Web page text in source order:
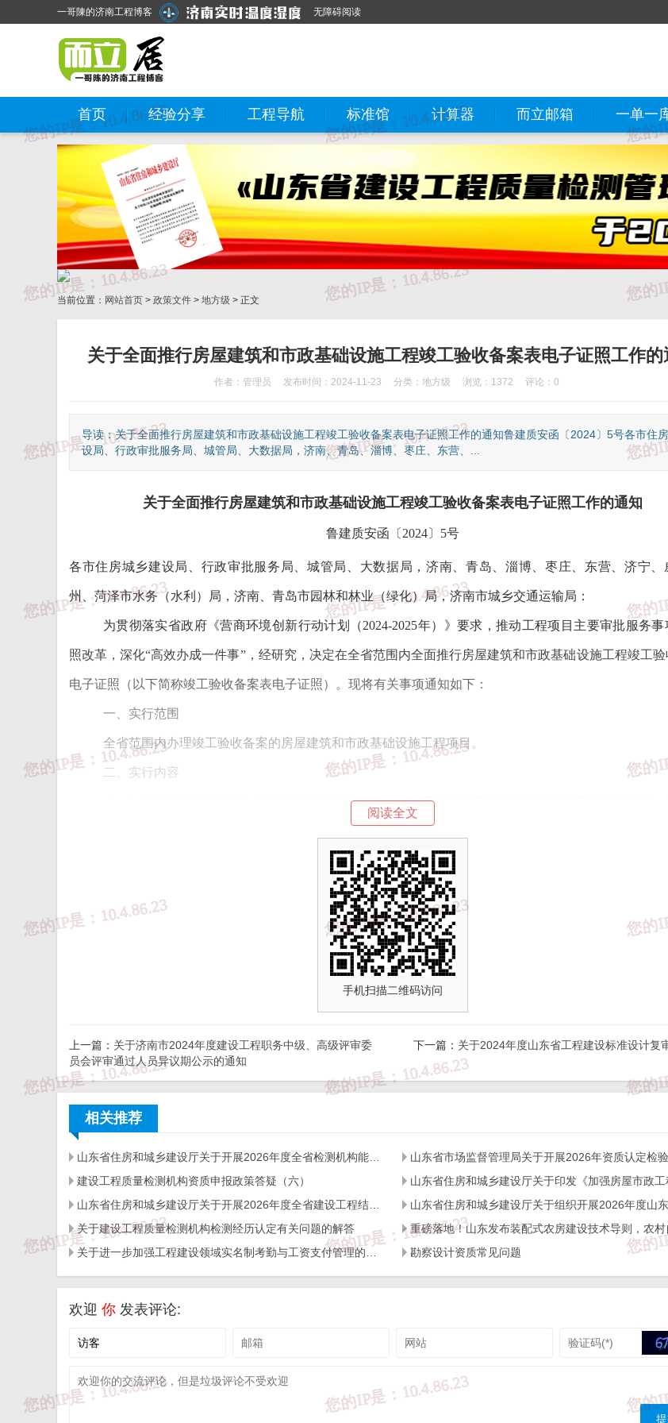
一哥陳的济南工程博客 无障碍阅读
首页 经验分享 工程导航 标准馆 计算器 而立邮箱 一单一
当前位置： 网站首页 > 政策文件 > 地方级 > 正文
关于全面推行房屋建筑和市政基础设施工程竣工验收备案表电子证照工作的
作者：管理员 发布时间：2024-11-23 分类： 地方级 浏览：1372 评论：0
导读：关于全面推行房屋建筑和市政基础设施工程竣工验收备案表电子证照工作的通知鲁建质安函〔2024〕5号各市住
设局、行政审批服务局、城管局、大数据局，济南、青岛、淄博、枣庄、东营、...
关于全面推行房屋建筑和市政基础设施工程竣工验收备案表电子证照工作的通知
鲁建质安函〔2024〕5号
各市住房城乡建设局、行政审批服务局、城管局、大数据局，济南、青岛、淄博、枣庄、东营、济宁、
州、菏泽市水务（水利）局，济南、青岛市园林和林业（绿化）局，济南市城乡交通运输局：
为贯彻落实省政府《营商环境创新行动计划（2024-2025年）》要求，推动工程项目主要审批服务事
照改革，深化“高效办成一件事”，经研究，决定在全省范围内全面推行房屋建筑和市政基础设施工程竣工
电子证照（以下简称竣工验收备案表电子证照）。现将有关事项通知如下：
一、实行范围
全省范围内办理竣工验收备案的房屋建筑和市政基础设施工程项目。
二、实行内容
（一）全面推行电子证照。全省范围内的房屋建筑和市政基础设施工程项目在办理竣工验收备案时，
各级竣工验收备案机关原则上不再制作和发放纸质版竣工验收备案表。
（二）统一电子证照标准。各级竣工验收备案机关要依托城市工程建设项目审批管理系统，按照竣工
表电子证照数据标准（附件3）、竣工验收备案表电子证照业务流程（附件4）、竣工验收备案表电子证照
（附件5）要求，进行电子证照赋码，形成全省统一的电子证照版式，切实做到照面规范、内容全面、数据
（三）归集电子证照信息。各市大数据局应在制证后1个工作日内，将电子证照文件（含电子印章）
（四）加快推进电子证照应用。山东省住房和城乡建设厅服务门户向社会公众提供竣工验收备案表电
息公开查询以及二维码扫描验证服务。各设区市、县（市、区）住房城乡建设（行政审批）部门应在相关
中持续推进电子证照应用，通过相关政务服务系统的数据共享和业务协调，推动实现政务服务事项“一网通
三、组织保障
各级住房城乡建设、行政审批、大数据部门要充分认识推行竣工验收备案表电子证照的重要意义，加
障，统筹协调相关信息系统的业务衔接，在国家政务服务平台建设和工程建设项目审批制度改革的整体框
定工作计划，落实经费保障，于2024年11月30日前完成相关信息系统的升级改造以及数据接口的技术开发
限认证和数据联调测试，满足电子证照业务开展和信息互联互通的技术条件。
盖单位公章）反馈至省住房城乡建设厅。各市在推行竣工验收备案表电子证照过程中遇到的问题，请及时
附件：1.竣工验收备案表电子证照样式
阅读全文
手机扫描二维码访问
上一篇： 关于济南市2024年度建设工程职务中级、高级评审委
员会评审通过人员异议期公示的通知
下一篇： 关于2024年度山东省工程建设标准设计复
相关推荐
建设工程质量检测机构资质申报政策答疑（六）
关于建设工程质量检测机构检测经历认定有关问题的解答
勘察设计资质常见问题
欢迎 你 发表评论: